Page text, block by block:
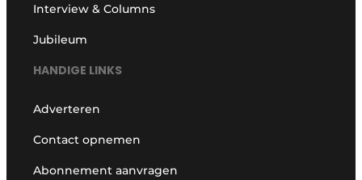
Interview & Columns
Jubileum
HANDIGE LINKS
Adverteren
Contact opnemen
Abonnement aanvragen